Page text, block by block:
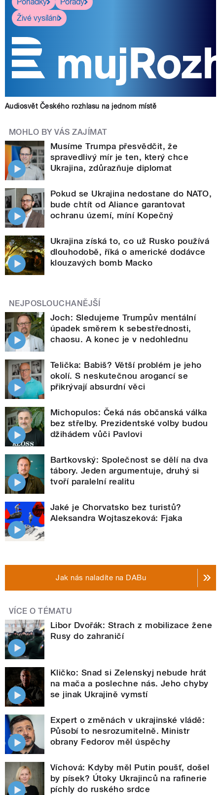
Živé vysílání
Audiosvět Českého rozhlasu na jednom místě
MOHLO BY VÁS ZAJÍMAT
Musíme Trumpa přesvědčit, že
spravedlivý mír je ten, který chce
Ukrajina, zdůrazňuje diplomat
Pokud se Ukrajina nedostane do NATO,
bude chtít od Aliance garantovat
ochranu území, míní Kopečný
Ukrajina získá to, co už Rusko používá
dlouhodobě, říká o americké dodávce
klouzavých bomb Macko
NEJPOSLOUCHANĚJŠÍ
Joch: Sledujeme Trumpův mentální
úpadek směrem k sebestřednosti,
chaosu. A konec je v nedohlednu
Telička: Babiš? Větší problém je jeho
okolí. S neskutečnou arogancí se
přikrývají absurdní věci
Michopulos: Čeká nás občanská válka
bez střelby. Prezidentské volby budou
džihádem vůči Pavlovi
Bartkovský: Společnost se dělí na dva
tábory. Jeden argumentuje, druhý si
tvoří paralelní realitu
Jaké je Chorvatsko bez turistů?
Aleksandra Wojtaszeková: Fjaka
Jak nás naladíte na DABu
VÍCE O TÉMATU
Libor Dvořák: Strach z mobilizace žene
Rusy do zahraničí
Kličko: Snad si Zelenskyj nebude hrát
na mača a poslechne nás. Jeho chyby
se jinak Ukrajině vymstí
Expert o změnách v ukrajinské vládě:
Působí to nesrozumitelně. Ministr
obrany Fedorov měl úspěchy
Víchová: Kdyby měl Putin poušť, došel
by písek? Útoky Ukrajinců na rafinerie
píchly do ruského srdce